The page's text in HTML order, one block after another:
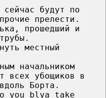
будут по
прелести.
прошедший и
местный
начальником
всех убощиков в
Борта.
you blya take